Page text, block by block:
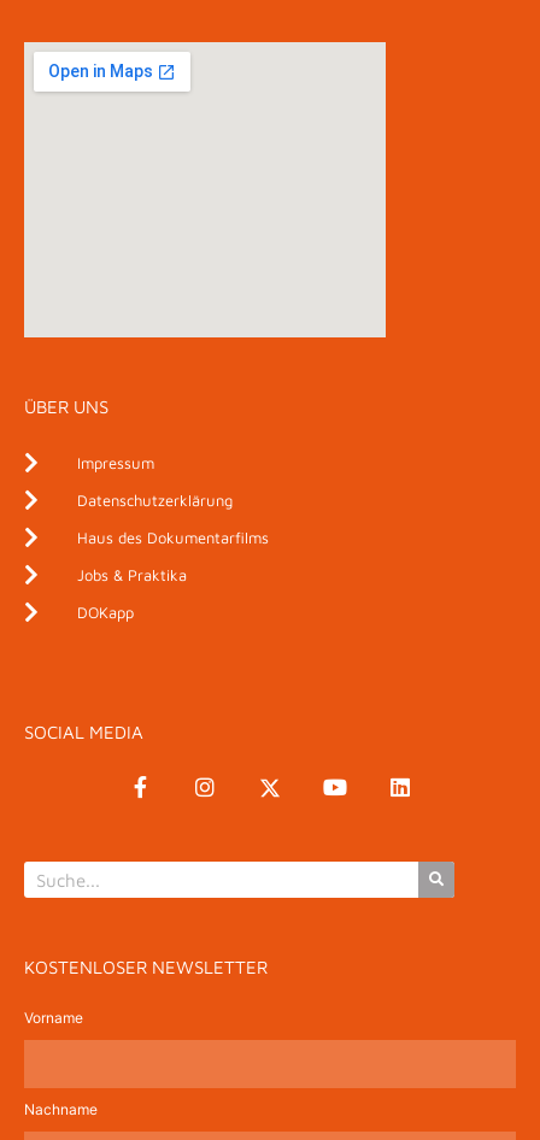
ÜBER UNS
Impressum
Datenschutzerklärung
Haus des Dokumentarfilms
Jobs & Praktika
DOKapp
SOCIAL MEDIA
KOSTENLOSER NEWSLETTER
Vorname
Nachname